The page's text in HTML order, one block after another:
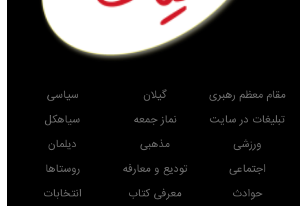
مقام معظم رهبری گیلان
سیاسی
تبلیغات در سایت
نماز جمعه
سیاهکل
ورزشی
مذهبی
دیلمان
اجتماعی
تودیع و معارفه
روستاها
حوادث
معرفی کتاب
انتخابات